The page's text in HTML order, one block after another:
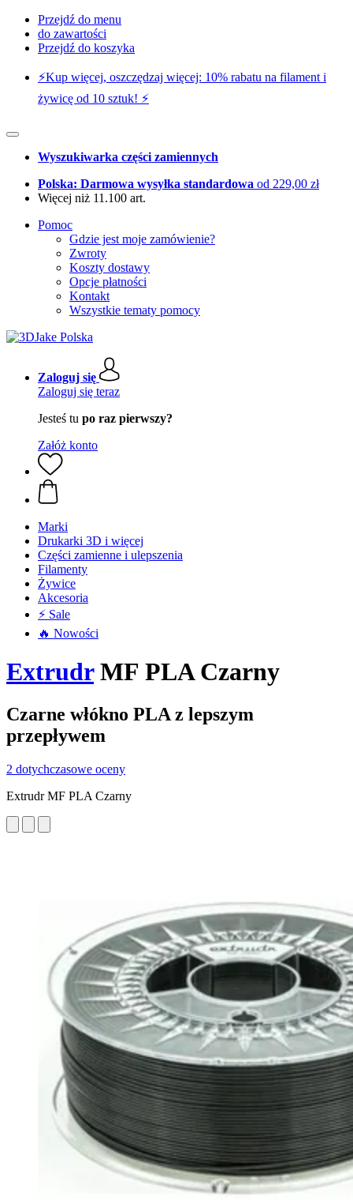
Przejdź do menu
do zawartości
Przejdź do koszyka
⚡️Kup więcej, oszczędzaj więcej: 10% rabatu na filament i
żywicę od 10 sztuk! ⚡️
Wyszukiwarka części zamiennych
Polska: Darmowa wysyłka standardowa od 229,00 zł
Więcej niż 11.100 art.
Pomoc
Gdzie jest moje zamówienie?
Zwroty
Koszty dostawy
Opcje płatności
Kontakt
Wszystkie tematy pomocy
Zaloguj się
Zaloguj się teraz
Jesteś tu po raz pierwszy?
Załóż konto
Marki
Drukarki 3D i więcej
Części zamienne i ulepszenia
Filamenty
Żywice
Akcesoria
⚡ Sale
🔥 Nowości
ExtrudrMF PLA Czarny
Czarne włókno PLA z lepszym
przepływem
2 dotychczasowe oceny
Extrudr MF PLA Czarny